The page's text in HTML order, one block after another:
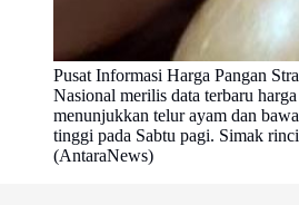
Pusat Informasi Harga Pangan
Nasional merilis data terbaru
menunjukkan telur ayam dan
tinggi pada Sabtu pagi. Simak
(AntaraNews)